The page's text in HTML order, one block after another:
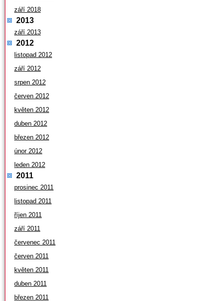
září 2018
2013
září 2013
2012
listopad 2012
září 2012
srpen 2012
červen 2012
květen 2012
duben 2012
březen 2012
únor 2012
leden 2012
2011
prosinec 2011
listopad 2011
říjen 2011
září 2011
červenec 2011
červen 2011
květen 2011
duben 2011
březen 2011